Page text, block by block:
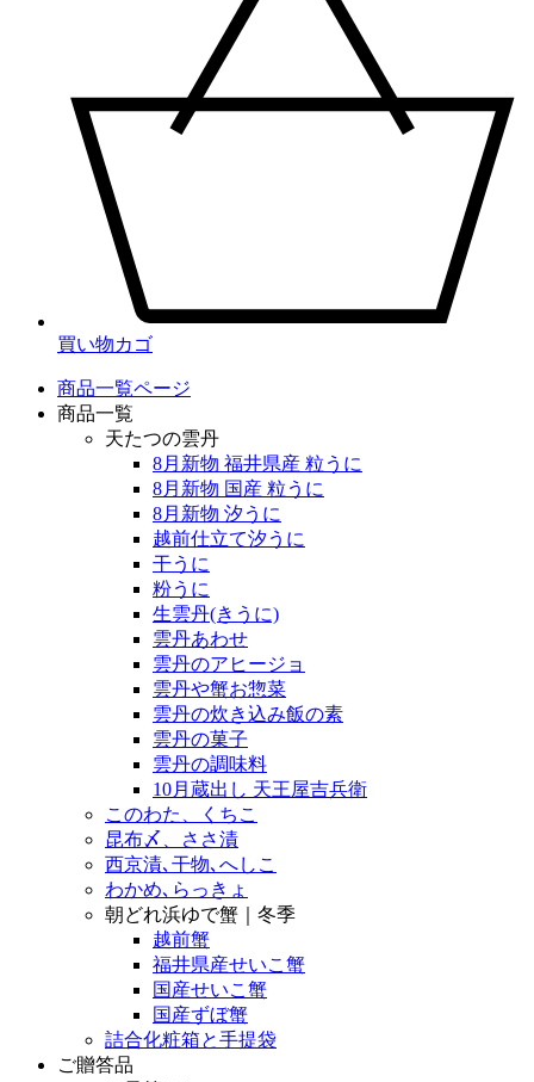
買い物カゴ
商品一覧ページ
商品一覧
天たつの雲丹
8月新物 福井県産 粒うに
8月新物 国産 粒うに
8月新物 汐うに
越前仕立て汐うに
干うに
粉うに
生雲丹(きうに)
雲丹あわせ
雲丹のアヒージョ
雲丹や蟹お惣菜
雲丹の炊き込み飯の素
雲丹の菓子
雲丹の調味料
10月蔵出し 天王屋吉兵衛
このわた、くちこ
昆布〆、ささ漬
西京漬､干物､へしこ
わかめ､らっきょ
朝どれ浜ゆで蟹｜冬季
越前蟹
福井県産せいこ蟹
国産せいこ蟹
国産ずぼ蟹
詰合化粧箱と手提袋
ご贈答品